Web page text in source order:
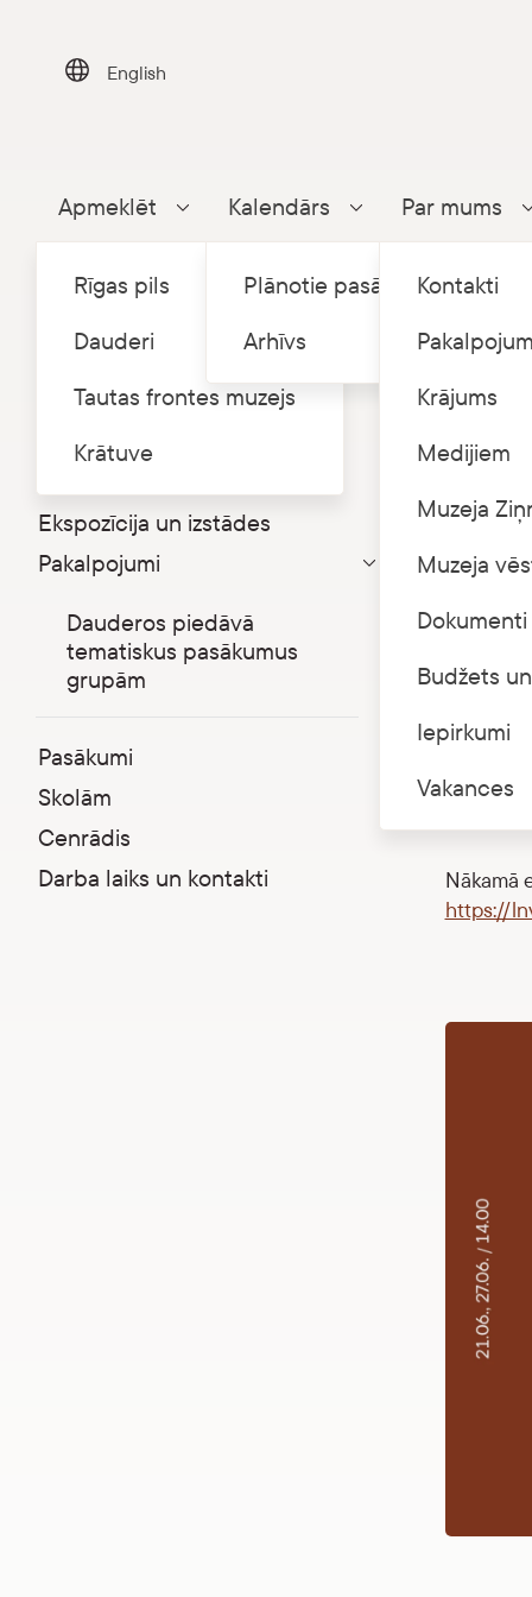
English
Apmeklēt Parādīt apakšizvēlni
Rīgas pils
Dauderi
Tautas frontes muzejs
Krātuve
Kalendārs Parādīt apakšizvēlni
Plānotie pasākumi
Arhīvs
Par mums
Kontakti
Krājums
Medijiem
Muzeja
Muzeja
Budžets
Iepirkumi
Vakances
Dauderi
Ekspozīcija un izstādes
Pakalpojumi
Parādīt apakšizvēlni
Dauderos piedāvā
tematiskus pasākumus
grupām
Pasākumi
Skolām
Cenrādis
Darba laiks un kontakti
kāpas”
21.
Dauderu
olekti)
būs
Maksa
Nākamā
https://